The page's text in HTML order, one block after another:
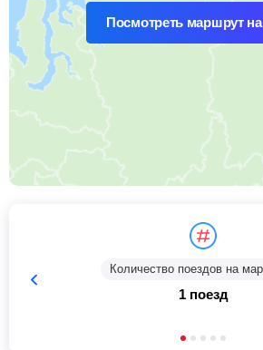
Посмотреть маршрут на
Количество поездов на
1 поезд